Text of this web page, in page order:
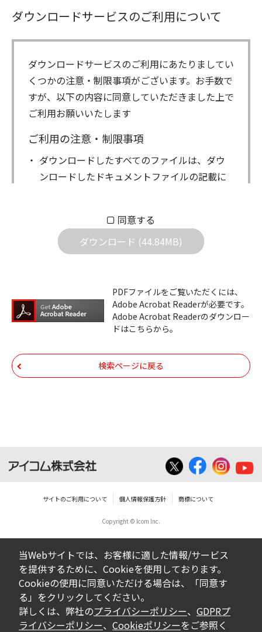
ダウンロードサービスのご利用について
ダウンロードサービスのご利用にあたりましてい
くつかの注意・制限事項がございます。お手数で
すが、以下の内容に同意していただきました上で
ご利用お願いいたします
ご利用の注意・制限事項
ダウンロードしたすべてのファイルは、ダウ
ンロードしたドキュメントファイルの記載に
社は一切の責任を負いません。また、ファイ
ルの内容などの変更は一切行わないでくださ
機器のコントロールコマンドの仕様書、およ
びその他すべてのダウンロードファイルにつ
いての著作権を含むすべての権利は、アイコ
帰属します。ダウンロードしたファイルは、
個人で使用される以外にはご使用できませ
せんのでご了承ください。
告なく改良及び変更される場合があります。
ダウンロードサービスに掲載していますBIOS/
ファームウェアデータにつきましては、パソ
コンの基本システムを制御する重要なデータ
ですから、データの書換中に誤操作や中断に
よって失敗した場合、パソコンが正常に動作
しなくなります。お客様がBIOS/ファームウェ
アデータの書換に失敗され、正常に動作しな
同意する
ダウンロード (44.84MB)
PDFファイルをご覧いただくには、
Adobe Acrobat Readerが必要です。
Adobe Acrobat Readerのダウンロー
ドはこちらから。
検索ページに戻る
サイトのご利用について 個人情報保護方針 商標について
Copyright © Icom Inc.
当Webサイトでは、お客様に適した情報/サービス
を提供するために、Cookieを使用しております。
Cookieの使用に同意いただける場合は、「同意す
る」をクリックしてください。
詳しくは、弊社のプライバシーポリシー、 GDPRプ
ライバシーポリシー、 Cookieポリシーをご参照く